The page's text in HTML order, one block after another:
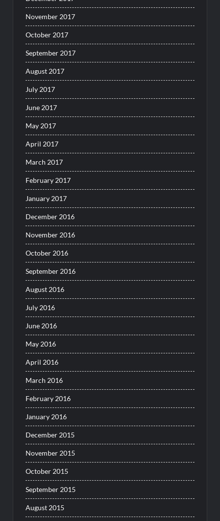
November 2017
October 2017
September 2017
August 2017
July 2017
June 2017
May 2017
April 2017
March 2017
February 2017
January 2017
December 2016
November 2016
October 2016
September 2016
August 2016
July 2016
June 2016
May 2016
April 2016
March 2016
February 2016
January 2016
December 2015
November 2015
October 2015
September 2015
August 2015